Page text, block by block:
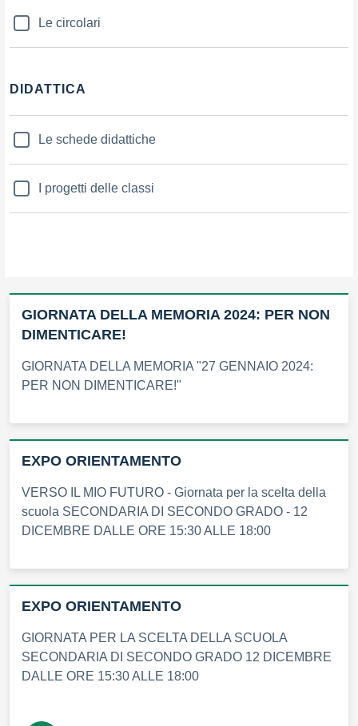
Le circolari
DIDATTICA
Le schede didattiche
I progetti delle classi
GIORNATA DELLA MEMORIA 2024: PER NON
DIMENTICARE!
GIORNATA DELLA MEMORIA "27 GENNAIO 2024:
PER NON DIMENTICARE!"
EXPO ORIENTAMENTO
VERSO IL MIO FUTURO - Giornata per la scelta della
scuola SECONDARIA DI SECONDO GRADO - 12
DICEMBRE DALLE ORE 15:30 ALLE 18:00
EXPO ORIENTAMENTO
GIORNATA PER LA SCELTA DELLA SCUOLA
SECONDARIA DI SECONDO GRADO 12 DICEMBRE
DALLE ORE 15:30 ALLE 18:00